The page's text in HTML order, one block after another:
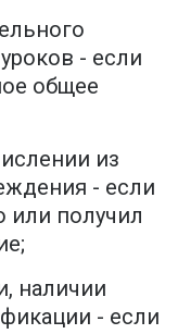
- если
общее
из
- если
или получил
наличии
- если